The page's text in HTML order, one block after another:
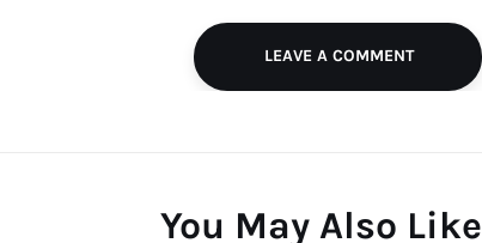
LEAVE A COMMENT
You May Also Like